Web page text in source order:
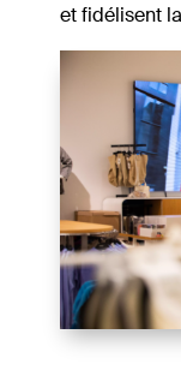
et fidélisent